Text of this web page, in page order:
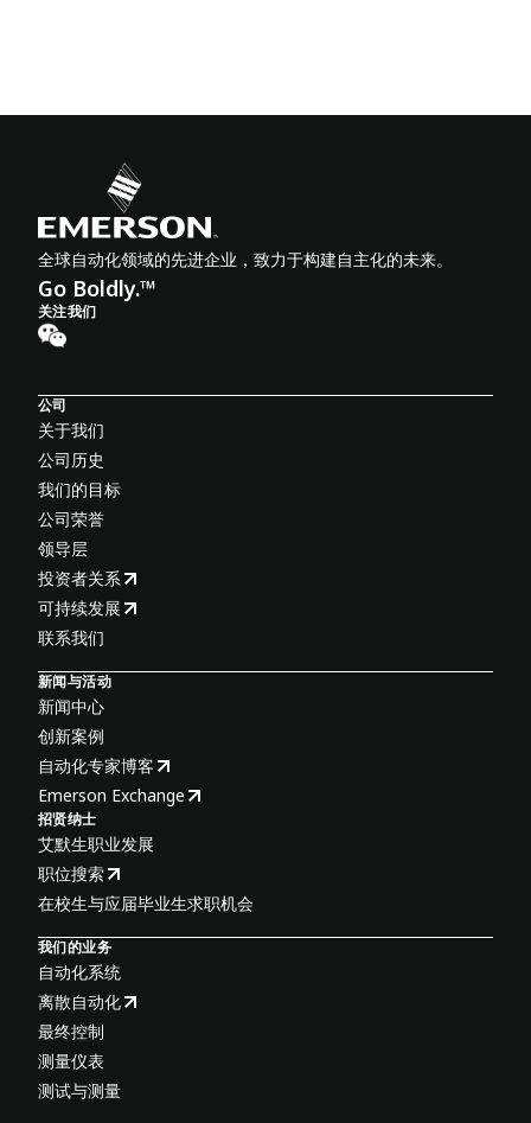
全球自动化领域的先进企业，致力于构建自主化的未来。
Go Boldly.™
关注我们
公司
关于我们
公司历史
我们的目标
公司荣誉
领导层
投资者关系
可持续发展
联系我们
新闻与活动
新闻中心
创新案例
自动化专家博客
Emerson Exchange
招贤纳士
艾默生职业发展
职位搜索
在校生与应届毕业生求职机会
我们的业务
自动化系统
离散自动化
最终控制
测量仪表
测试与测量